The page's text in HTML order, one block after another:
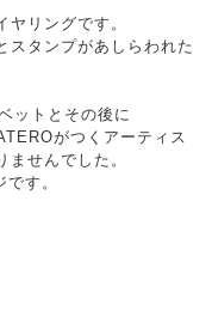
リングです。
スタンプがあしらわれた
ットとその後に
がつくアーティス
ませんでした。
す。